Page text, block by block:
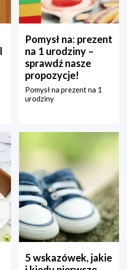
Pomysł na: prezent
na 1 urodziny –
sprawdź nasze
propozycje!
Pomysł na prezent na 1
urodziny
5 wskazówek, jakie